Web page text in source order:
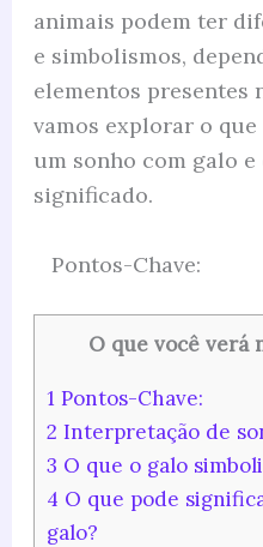
animais podem ter
e simbolismos,
elementos presentes
vamos explorar o
um sonho com galo e
significado.
Pontos-Chave:
O que você verá
1Pontos-Chave:
2 Interpretação de
3 O que o galo
4 O que pode
galo?